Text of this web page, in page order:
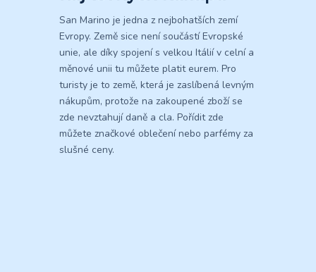
San Marino je jedna z nejbohatších zemí
Evropy. Země sice není součástí Evropské
unie, ale díky spojení s velkou Itálií v celní a
měnové unii tu můžete platit eurem. Pro
turisty je to země, která je zaslíbená levným
nákupům, protože na zakoupené zboží se
zde nevztahují daně a cla. Pořídit zde
můžete značkové oblečení nebo parfémy za
slušné ceny.